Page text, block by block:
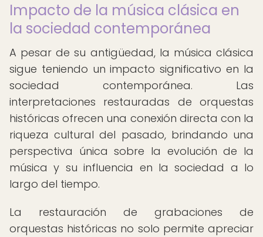
Impacto de la música clásica en
la sociedad contemporánea
A pesar de su antigüedad, la música clásica
sigue teniendo un impacto significativo en la
sociedad contemporánea. Las
interpretaciones restauradas de orquestas
históricas ofrecen una conexión directa con la
riqueza cultural del pasado, brindando una
perspectiva única sobre la evolución de la
música y su influencia en la sociedad a lo
largo del tiempo.
La restauración de grabaciones de
orquestas históricas no solo permite apreciar